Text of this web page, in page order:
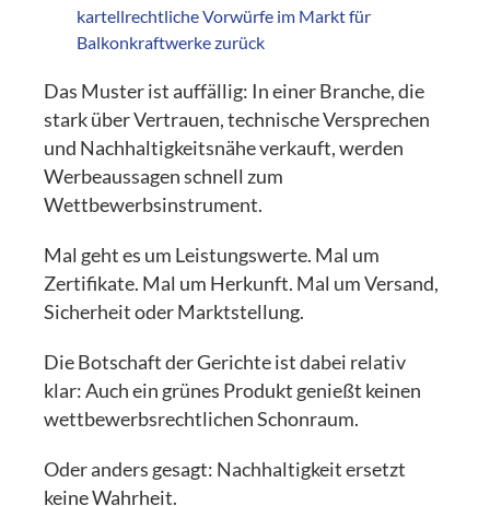
kartellrechtliche Vorwürfe im Markt für
Balkonkraftwerke zurück
Das Muster ist auffällig: In einer Branche, die
stark über Vertrauen, technische Versprechen
und Nachhaltigkeitsnähe verkauft, werden
Werbeaussagen schnell zum
Wettbewerbsinstrument.
Mal geht es um Leistungswerte. Mal um
Zertifikate. Mal um Herkunft. Mal um Versand,
Sicherheit oder Marktstellung.
Die Botschaft der Gerichte ist dabei relativ
klar: Auch ein grünes Produkt genießt keinen
wettbewerbsrechtlichen Schonraum.
Oder anders gesagt: Nachhaltigkeit ersetzt
keine Wahrheit.